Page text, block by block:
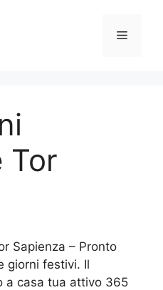
Menu
Tor
Sapienza – Pronto
giorni festivi. Il
a casa tua attivo 365